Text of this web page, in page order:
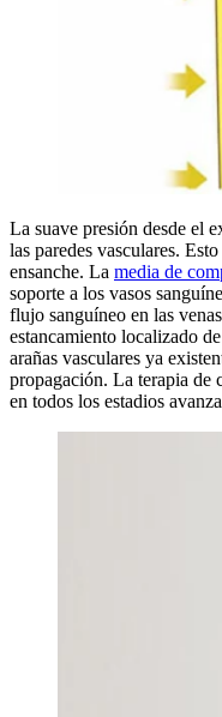
La suave presión desde el
las paredes vasculares.
ensanche. La media de
soporte a los vasos
flujo sanguíneo en las
estancamiento localizado
arañas vasculares ya
propagación. La terapia de
en todos los estadios